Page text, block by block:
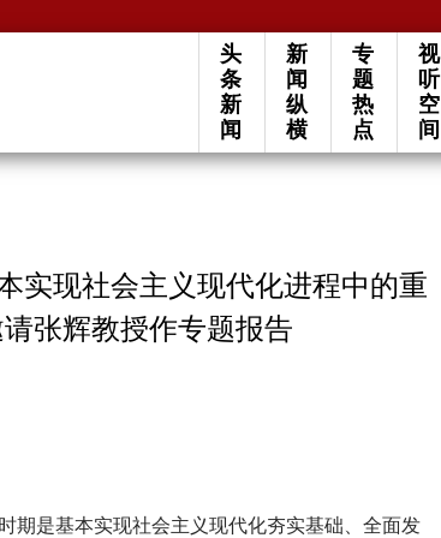
头
条
新
闻
新
闻
纵
横
专
题
热
点
视
听
空
间
实现社会主义现代化进程中的重
张辉教授作专题报告
期是基本实现社会主义现代化夯实基础、全面发